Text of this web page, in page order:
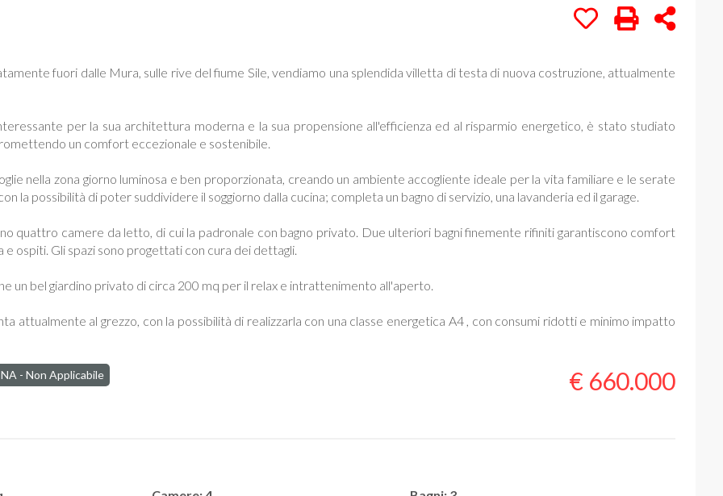
fuori dalle Mura, sulle rive del fiume Sile, vendiamo una splendida villetta di testa di nuova costruzione, attualmente
per la sua architettura moderna e la sua propensione all'efficienza ed al risparmio energetico, è stato studiato
un comfort eccezionale e sostenibile.
nella zona giorno luminosa e ben proporzionata, creando un ambiente accogliente ideale per la vita familiare e le serate
la possibilità di poter suddividere il soggiorno dalla cucina; completa un bagno di servizio, una lavanderia ed il garage.
quattro camere da letto, di cui la padronale con bagno privato. Due ulteriori bagni finemente rifiniti garantiscono comfort
e ospiti. Gli spazi sono progettati con cura dei dettagli.
un bel giardino privato di circa 200 mq per il relax e intrattenimento all'aperto.
attualmente al grezzo, con la possibilità di realizzarla con una classe energetica A4 , con consumi ridotti e minimo impatto
NA - Non Applicabile € 660.000